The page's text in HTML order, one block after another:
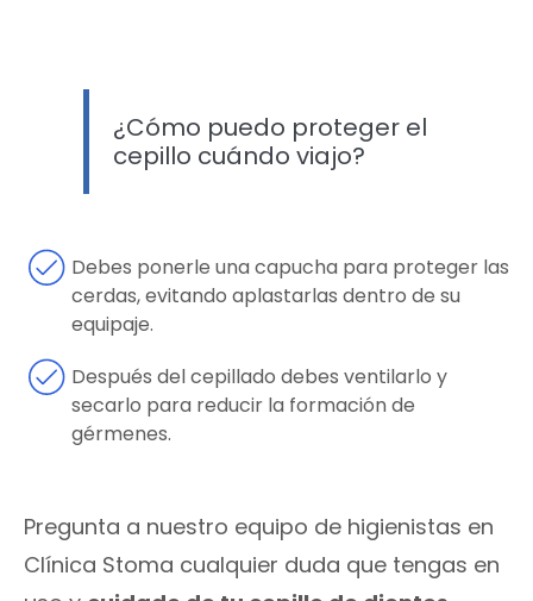
¿Cómo puedo proteger el
cepillo cuándo viajo?
Debes ponerle una capucha para proteger las
cerdas, evitando aplastarlas dentro de su
equipaje.
Después del cepillado debes ventilarlo y
secarlo para reducir la formación de
gérmenes.
Pregunta a nuestro equipo de higienistas en
Clínica Stoma cualquier duda que tengas en